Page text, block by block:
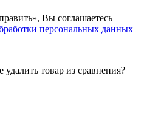
Вы соглашаетесь
персональных данных
товар из сравнения?